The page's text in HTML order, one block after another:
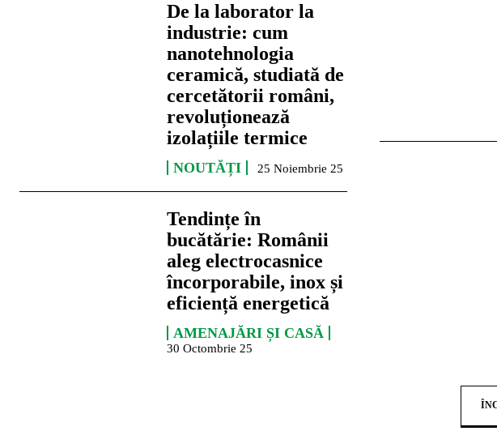
De la laborator la
industrie: cum
nanotehnologia
ceramică, studiată de
cercetătorii români,
revoluționează
izolațiile termice
NOUTĂȚI 25 Noiembrie 25
Tendințe în
bucătărie: Românii
aleg electrocasnice
încorporabile, inox și
eficiență energetică
AMENAJĂRI ȘI CASĂ
30 Octombrie 25